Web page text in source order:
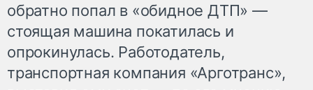
обратно попал в «обидное ДТП» —
стоящая машина покатилась и
опрокинулась. Работодатель,
транспортная компания «Арготранс»,